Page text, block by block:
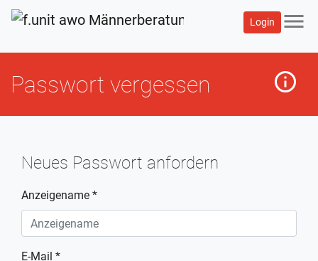
Login menu
Passwort vergessen info_outline
Neues Passwort anfordern
Anzeigename *
E-Mail *